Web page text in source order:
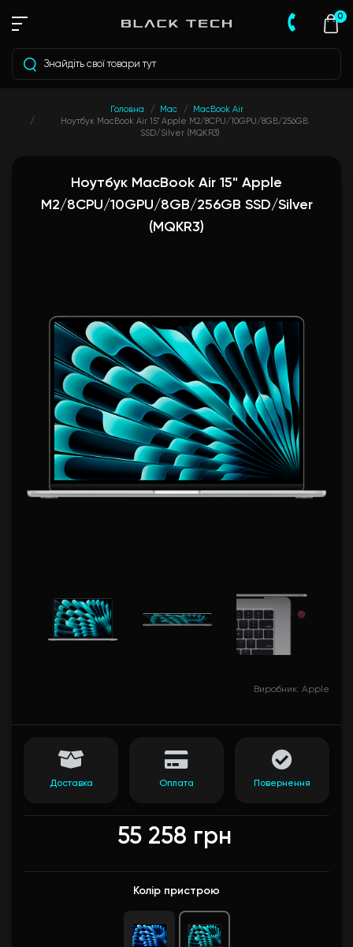
0
Головна Mac
MacBook Air
Ноутбук MacBook Air 15" Apple M2/8CPU/10GPU/8GB/256GB
SSD/Silver (MQKR3)
Ноутбук MacBook Air 15" Apple
M2/8CPU/10GPU/8GB/256GB SSD/Silver
(MQKR3)
Виробник: Apple
55 258 грн
Колір пристрою
Доставка Оплата Повернення